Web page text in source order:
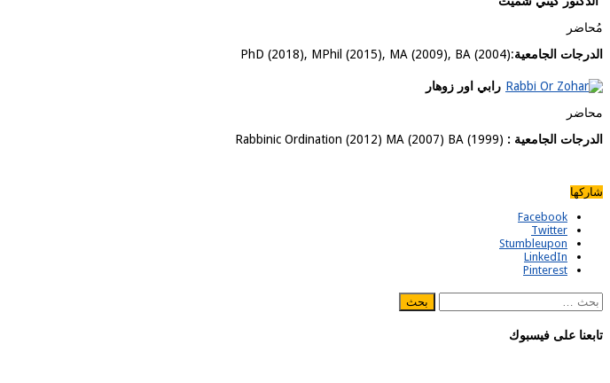
مُحاضر
الدرجات الجامعية:
PhD (2018), MPhil (2015), MA (2009), BA (2004)
رابي اور زوهار
محاضر
الدرجات الجامعية : Rabbinic Ordination (2012) MA (2007) BA (1999)
شاركها
Facebook
Twitter
Stumbleupon
LinkedIn
Pinterest
البحث
عن:
تابعنا على فيسبوك